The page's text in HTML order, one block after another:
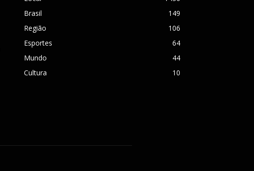
Brasil
149
Região
106
Esportes
64
Mundo
44
Cultura
10